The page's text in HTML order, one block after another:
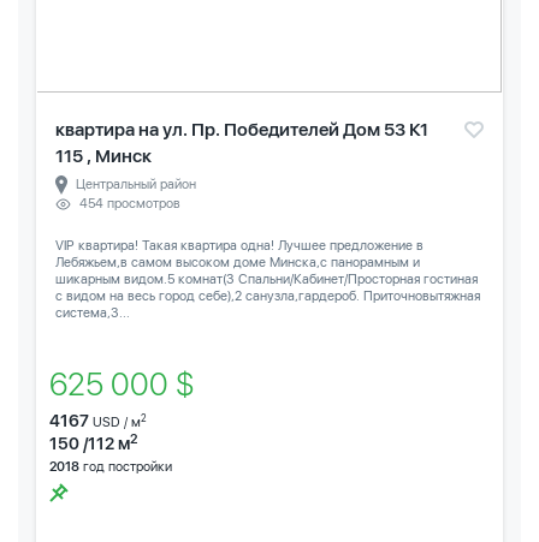
квартира на ул. Пр. Победителей Дом 53 К1
115 , Минск
Центральный район
454 просмотров
VIP квартира! Такая квартира одна! Лучшее предложение в
Лебяжьем,в самом высоком доме Минска,с панорамным и
шикарным видом.5 комнат(3 Спальни/Кабинет/Просторная гостиная
с видом на весь город себе),2 санузла,гардероб. Приточновытяжная
система,3...
625 000 $
4167 USD / м2
150 /112 м2
2018 год постройки